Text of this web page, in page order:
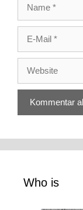
Mail
Who is